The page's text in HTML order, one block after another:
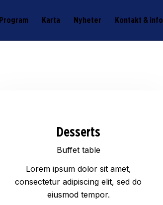
Program Karta Nyheter Kontakt & info
Desserts
Buffet table
Lorem ipsum dolor sit amet,
consectetur adipiscing elit, sed do
eiusmod tempor.